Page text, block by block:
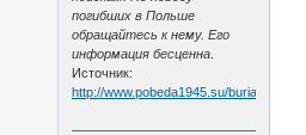
погибших в Польше
обращайтесь к нему. Его
информация бесценна.
Источник:
http://www.pobeda1945.su/burial/3331